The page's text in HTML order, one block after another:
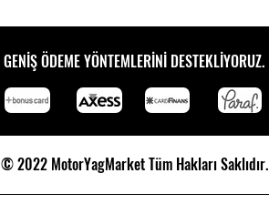
GENİŞ ÖDEME YÖNTEMLERİNİ DESTEKLİYORUZ.
© 2022 MotorYagMarket Tüm Hakları Saklıdır.